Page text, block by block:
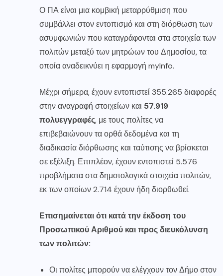
Ο ΠΑ είναι μια κομβική μεταρρύθμιση που
συμβάλλει στον εντοπισμό και στη διόρθωση των
ασυμφωνιών που καταγράφονται στα στοιχεία των
πολιτών μεταξύ των μητρώων του Δημοσίου, τα
οποία αναδεικνύει η εφαρμογή myInfo.
Μέχρι σήμερα, έχουν εντοπιστεί 355.265 διαφορές
στην αναγραφή στοιχείων και 57.919
πολυεγγραφές, με τους πολίτες να
επιβεβαιώνουν τα ορθά δεδομένα και τη
διαδικασία διόρθωσης και ταύτισης να βρίσκεται
σε εξέλιξη. Επιπλέον, έχουν εντοπιστεί 5.576
προβλήματα στα δημοτολογικά στοιχεία πολιτών,
εκ των οποίων 2.714 έχουν ήδη διορθωθεί.
Επισημαίνεται ότι κατά την έκδοση του
Προσωπικού Αριθμού και προς διευκόλυνση
των πολιτών:
Οι πολίτες μπορούν να ελέγχουν τον Δήμο στον